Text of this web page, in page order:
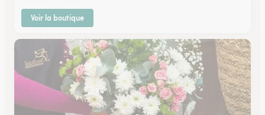
Voir la boutique